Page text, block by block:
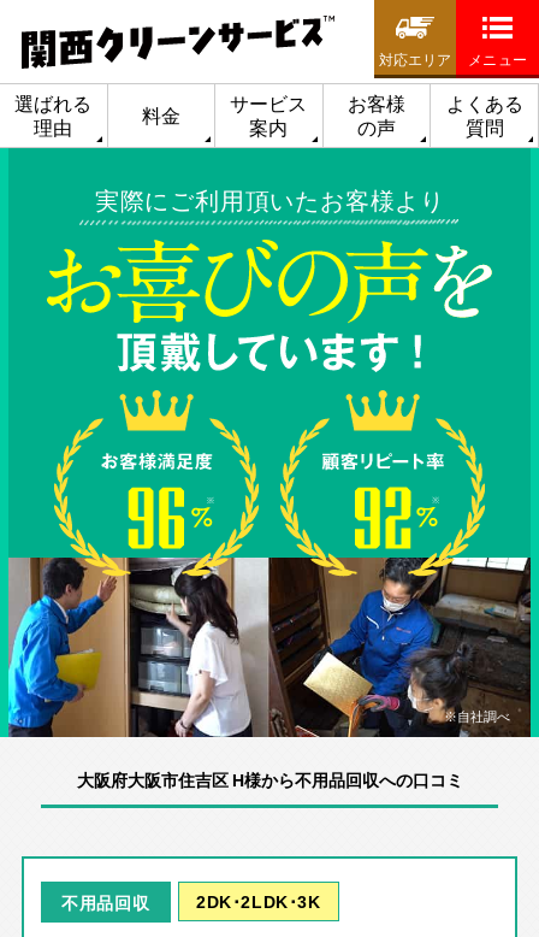
選ばれる
理由
料金
サービス
案内
お客様
の声
よくある
質問
対応エリア メニュー
実際にご利用頂いたお客様より
※自社調べ
大阪府大阪市住吉区 H様から不用品回収への口コミ
不用品回収 2DK･2LDK･3K